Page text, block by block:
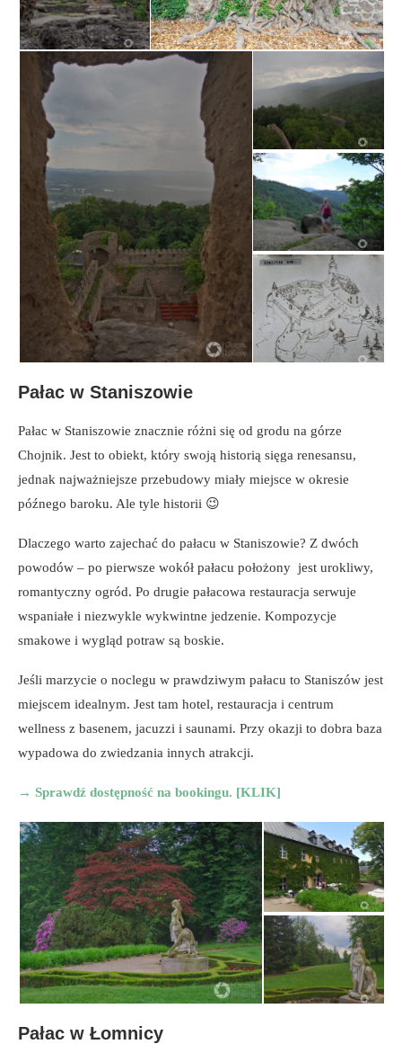
Pałac w Staniszowie
Pałac w Staniszowie znacznie różni się od grodu na górze
Chojnik. Jest to obiekt, który swoją historią sięga renesansu,
jednak najważniejsze przebudowy miały miejsce w okresie
późnego baroku. Ale tyle historii 😉
Dlaczego warto zajechać do pałacu w Staniszowie? Z dwóch
powodów – po pierwsze wokół pałacu położony jest urokliwy,
romantyczny ogród. Po drugie pałacowa restauracja serwuje
wspaniałe i niezwykle wykwintne jedzenie. Kompozycje
smakowe i wygląd potraw są boskie.
Jeśli marzycie o noclegu w prawdziwym pałacu to Staniszów jest
miejscem idealnym. Jest tam hotel, restauracja i centrum
wellness z basenem, jacuzzi i saunami. Przy okazji to dobra baza
wypadowa do zwiedzania innych atrakcji.
→ Sprawdź dostępność na bookingu. [KLIK]
Pałac w Łomnicy